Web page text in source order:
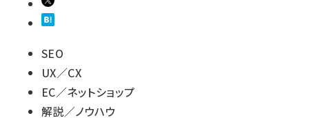
SEO
UX／CX
EC／ネットショップ
解説／ノウハウ